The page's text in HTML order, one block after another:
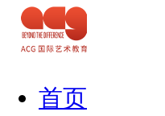
首页